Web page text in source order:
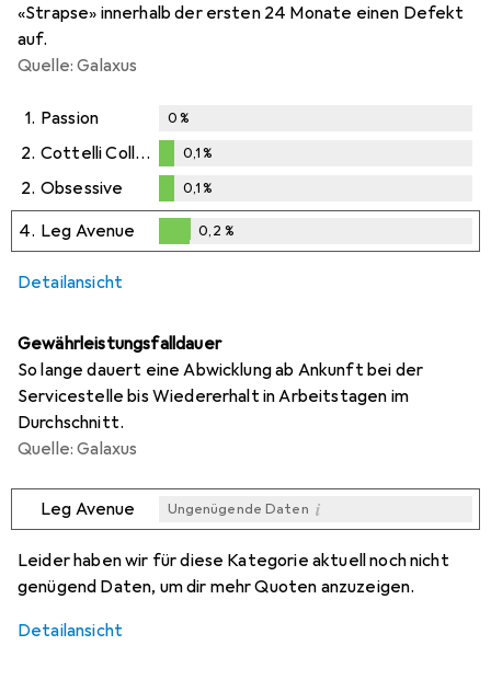
«Strapse» innerhalb der ersten 24 Monate einen Defekt
auf.
Quelle: Galaxus
1. Passion 0%
2. Cottelli Collection
%
0,1%
2. Obsessive
0,1%
0,1%
4. Leg Avenue
0,2%
0,2 %
Detailansicht
Gewährleistungsfalldauer
So lange dauert eine Abwicklung ab Ankunft bei der
Servicestelle bis Wiedererhalt in Arbeitstagen im
Durchschnitt.
Quelle: Galaxus
Leg Avenue Ungenügende Daten i
Leider haben wir für diese Kategorie aktuell noch nicht
genügend Daten, um dir mehr Quoten anzuzeigen.
Detailansicht